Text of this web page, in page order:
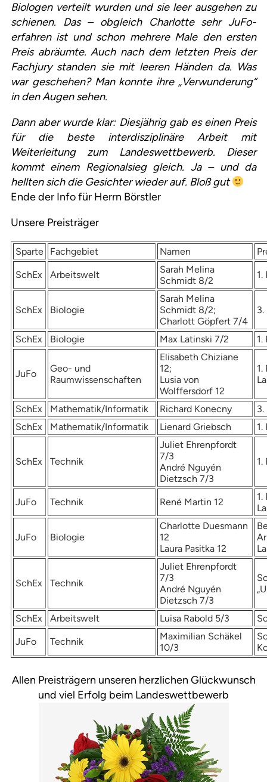
Biologen verteilt wurden und sie leer ausgehen zu
schienen. Das – obgleich Charlotte sehr JuFo-
erfahren ist und schon mehrere Male den ersten
Preis abräumte. Auch nach dem letzten Preis der
Fachjury standen sie mit leeren Händen da. Was
war geschehen? Man konnte ihre „Verwunderung“
in den Augen sehen.
Dann aber wurde klar: Diesjährig gab es einen Preis
für die beste interdisziplinäre Arbeit mit
Weiterleitung zum Landeswettbewerb. Dieser
kommt einem Regionalsieg gleich. Ja – und da
hellten sich die Gesichter wieder auf. Bloß gut
Ende der Info für Herrn Börstler
Unsere Preisträger
Sparte Fachgebiet Namen
SchEx Arbeitswelt
Sarah Melina
Schmidt 8/2
1.
SchEx Biologie
Sarah Melina
Schmidt 8/2;
Charlott Göpfert 7/4
3.
SchEx Biologie Max Latinski 7/2 1.
JuFo
Geo- und
Raumwissenschaften
Elisabeth Chiziane
12;
Lusia von
Wolffersdorf 12
1.
SchEx Mathematik/Informatik Richard Konecny
3.
SchEx
Mathematik/Informatik Lienard Griebsch 1.
SchEx Technik
Juliet Ehrenpfordt
7/3
André Nguyén
Dietzsch 7/3
1.
JuFo Technik René Martin 12
1.
JuFo Biologie
Charlotte Duesmann
12
Laura Pasitka 12
SchEx Technik
Juliet Ehrenpfordt
7/3
André Nguyén
Dietzsch 7/3
SchEx Arbeitswelt Luisa Rabold 5/3
JuFo Technik
Maximilian Schäkel
10/3
Allen Preisträgern unseren herzlichen Glückwunsch
und viel Erfolg beim Landeswettbewerb